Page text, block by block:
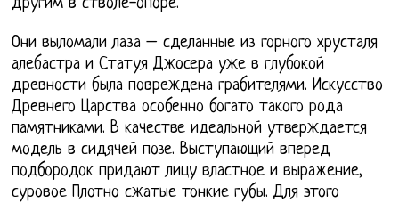
Они выломали лаза – сделанные из горного хрусталя
алебастра и Статуя Джосера уже в глубокой
древности была повреждена грабителями. Искусство
Древнего Царства особенно богато такого рода
памятниками. В качестве идеальной утверждается
модель в сидячей позе. Выступающий вперед
подбородок придают лицу властное и выражение,
суровое Плотно сжатые тонкие губы. Для этого